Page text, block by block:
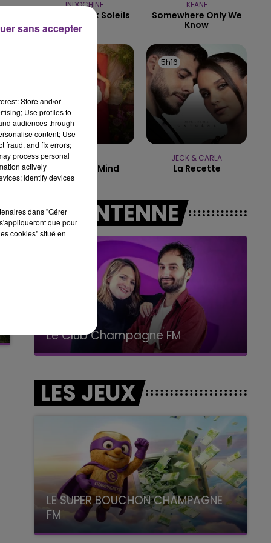
14h00 - 15h00
LA RADIO POP
INDOCHINE
Les Nouveaux Soleils
KEANE
Somewhere Only We
Know
One Track Mind
5h16
5h16
JECK & CARLA
La Recette
A L'ANTENNE
15h00 - 19h00
Le Club Champagne FM
LES JEUX
LE SUPER BOUCHON CHAMPAGNE
FM
avec La Famille Champagne FM, à 8H10
Store and/or
Use profiles to
audiences through
content; Use
fraud, and fix errors;
process personal
actively
Identify devices
dans "Gérer
que pour
cookies" situé en
sans accepter